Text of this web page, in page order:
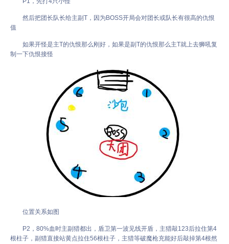
然后把团长队长给主副T，因为BOSS开局会对团长或队长有很高的仇恨
值
如果开怪是主T的仇恨那么刚好，如果是副T的仇恨那么主T就上去狮吼复
制一下仇恨接怪
位置关系如图
P2，80%血时主副猎都出，盾卫第一波见线开盾，主猎敲123后拉住第4
根柱子，副猎直接站黄点拉住56根柱子，主猎等破魔枪充能好后敲掉第4根然